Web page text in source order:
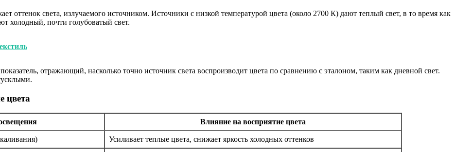
оттенок света, излучаемого источником. Источники с низкой температурой цвета (около 2700 К) дают теплый свет, в то время как
холодный, почти голубоватый свет.
отражающий, насколько точно источник света воспроизводит цвета по сравнению с эталоном, таким как дневной свет.
цвета
Влияние на восприятие цвета
Усиливает теплые цвета, снижает яркость холодных оттенков